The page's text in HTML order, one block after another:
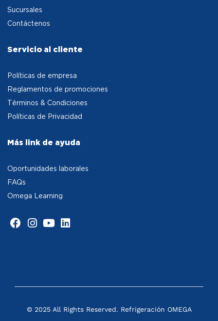
Sucursales
Contáctenos
Servicio al cliente
Políticas de empresa
Reglamentos de promociones
Términos & Condiciones
Políticas de Privacidad
Más link de ayuda
Oportunidades laborales
FAQs
Omega Learning
© 2025 All Rights Reserved. Refrigeración OMEGA